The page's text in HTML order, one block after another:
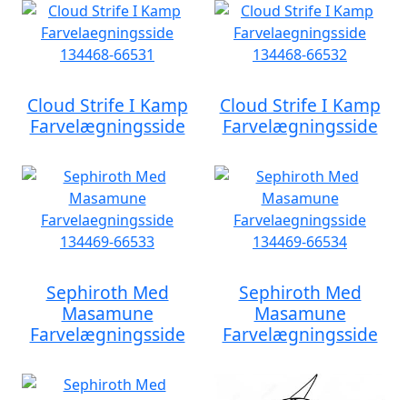
Cloud Strife I Kamp
Farvelægningsside
Cloud Strife I Kamp
Farvelægningsside
Sephiroth Med
Masamune
Farvelægningsside
Sephiroth Med
Masamune
Farvelægningsside